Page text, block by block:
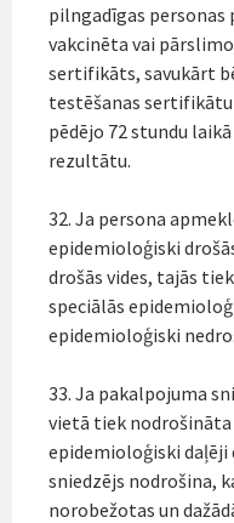
pilngadīgas personas
vakcinēta vai
sertifikāts, savukārt
testēšanas
pēdējo 72 stundu
rezultātu.
32. Ja persona
epidemioloģiski
drošās vides, tajās
speciālās
epidemioloģiski
33. Ja pakalpojuma
vietā tiek
epidemioloģiski daļēji
sniedzējs nodrošina,
norobežotas un